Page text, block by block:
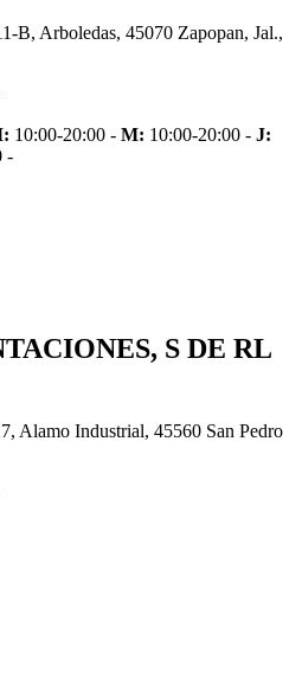
B, Arboledas, 45070 Zapopan, Jal.,
10:00-20:00 - M: 10:00-20:00 - J:
-
S DE RL
Alamo Industrial, 45560 San Pedro